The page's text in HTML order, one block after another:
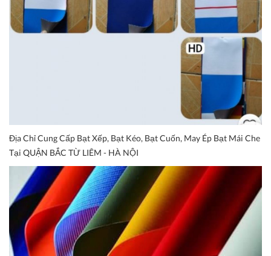
Địa Chỉ Cung Cấp Bạt Xếp, Bạt Kéo, Bạt Cuốn, May Ép Bạt Mái Che
Tại QUẬN BẮC TỪ LIÊM - HÀ NỘI